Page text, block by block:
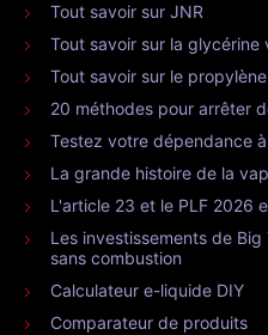
Tout savoir sur JNR
Tout savoir sur la glycérine
Tout savoir sur le
20 méthodes pour arrêter
Testez votre dépendance
La grande histoire de la
L'article 23 et le PLF 2026
Les investissements de
sans combustion
Calculateur e-liquide DIY
Comparateur de produits